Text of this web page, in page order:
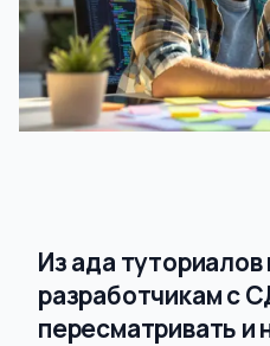
Из ада туториалов
разработчикам с
пересматривать и